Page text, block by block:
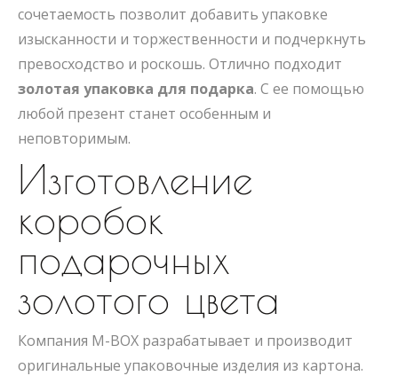
сочетаемость позволит добавить упаковке
изысканности и торжественности и подчеркнуть
превосходство и роскошь. Отлично подходит
золотая упаковка для подарка. С ее помощью
любой презент станет особенным и
неповторимым.
Изготовление
коробок
подарочных
золотого цвета
Компания M-BOX разрабатывает и производит
оригинальные упаковочные изделия из картона.